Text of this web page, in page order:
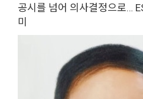
공시를 넘어 의사결정으로…
미